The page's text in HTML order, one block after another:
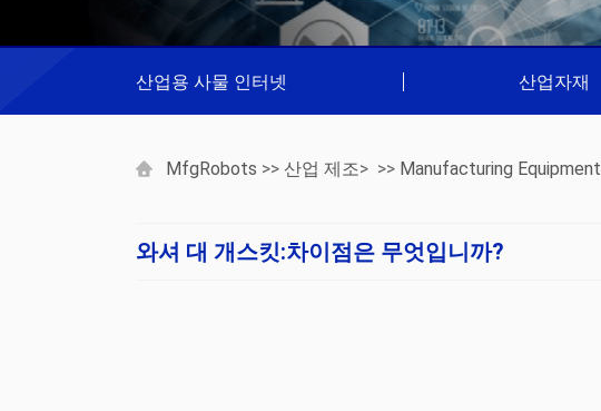
산업용 사물 인터넷 산업자재
MfgRobots >> 산업 제조> >> Manufacturing Equipment
와셔 대 개스킷:차이점은 무엇입니까?